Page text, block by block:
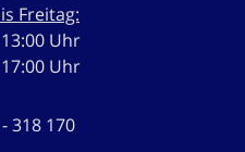
Freitag:
Uhr
Uhr
318 170